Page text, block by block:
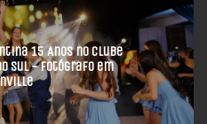
15 Anos no Clube
Sul - Fotógrafo em